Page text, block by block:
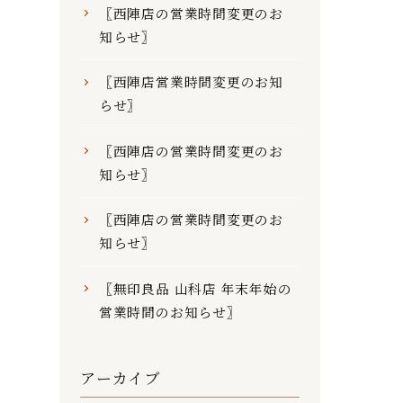
〖西陣店の営業時間変更のお
知らせ〗
〖西陣店営業時間変更のお知
らせ〗
〖西陣店の営業時間変更のお
知らせ〗
〖西陣店の営業時間変更のお
知らせ〗
〖無印良品 山科店 年末年始の
営業時間のお知らせ〗
アーカイブ